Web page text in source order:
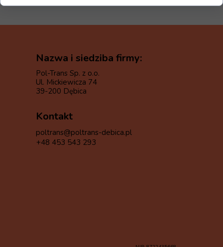
+48 453 543 293
poltrans@poltrans-debica.pl
Nazwa i siedziba firmy:
Pol-Trans Sp. z o.o.
Ul. Mickiewicza 74
39-200 Dębica
Kontakt